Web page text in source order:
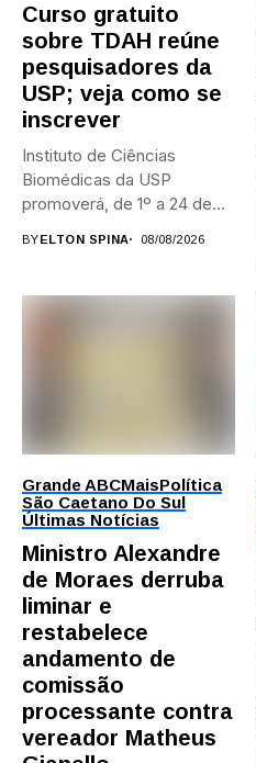
Curso gratuito
sobre TDAH reúne
pesquisadores da
USP; veja como se
inscrever
Instituto de Ciências
Biomédicas da USP
promoverá, de 1º a 24 de...
BYELTON SPINA 08/08/2026
Grande ABCMaisPolítica
São Caetano Do Sul
Últimas Notícias
Ministro Alexandre
de Moraes derruba
liminar e
restabelece
andamento de
comissão
processante contra
vereador Matheus